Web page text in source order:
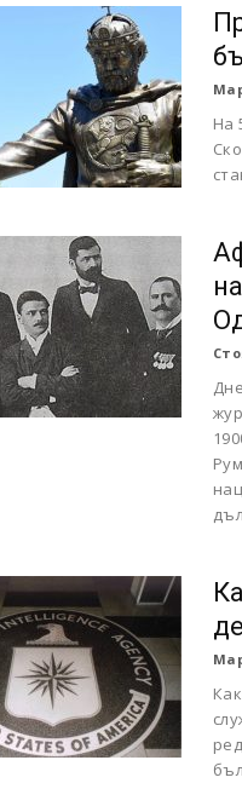
На